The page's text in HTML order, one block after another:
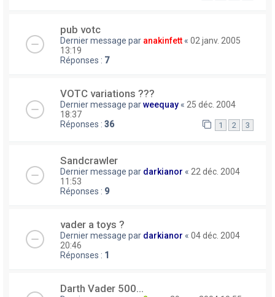
pub votc
Dernier message par anakinfett « 02 janv. 2005
13:19
Réponses : 7
VOTC variations ???
Dernier message parweequay « 25 déc. 2004
18:37
Réponses : 36 1 2 3
Sandcrawler
Dernier message par darkianor « 22 déc. 2004
11:53
Réponses : 9
vader a toys ?
Dernier message par darkianor « 04 déc. 2004
20:46
Réponses : 1
Darth Vader 500...